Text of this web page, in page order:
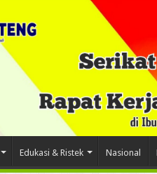
Edukasi & Ristek Nasional